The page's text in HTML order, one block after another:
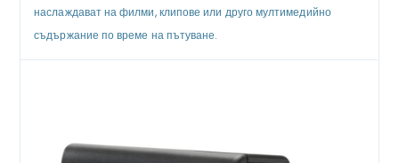
наслаждават на филми, клипове или друго мултимедийно
съдържание по време на пътуване.